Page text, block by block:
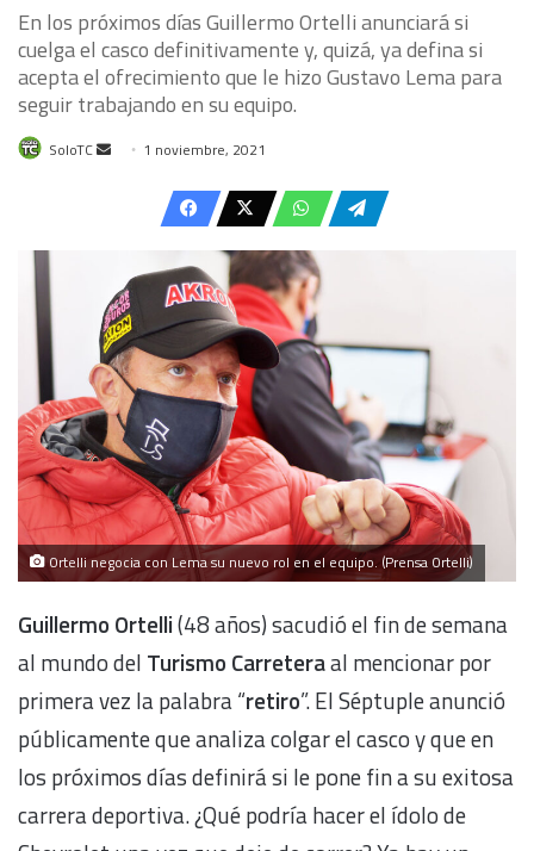
En los próximos días Guillermo Ortelli anunciará si
cuelga el casco definitivamente y, quizá, ya defina si
acepta el ofrecimiento que le hizo Gustavo Lema para
seguir trabajando en su equipo.
SoloTC
Send 1 noviembre, 2021
Ortelli negocia con Lema su nuevo rol en el equipo. (Prensa Ortelli)
Guillermo Ortelli(48 años) sacudió el fin de semana
al mundo del Turismo Carreteraal mencionar por
primera vez la palabra “retiro”. El Séptuple anunció
públicamente que analiza colgar el casco y que en
los próximos días definirá si le pone fin a su exitosa
carrera deportiva. ¿Qué podría hacer el ídolo de